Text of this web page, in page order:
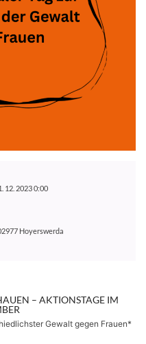
12. 2023 0:00
Hoyerswerda
– AKTIONSTAGE IM
Gewalt gegen Frauen*